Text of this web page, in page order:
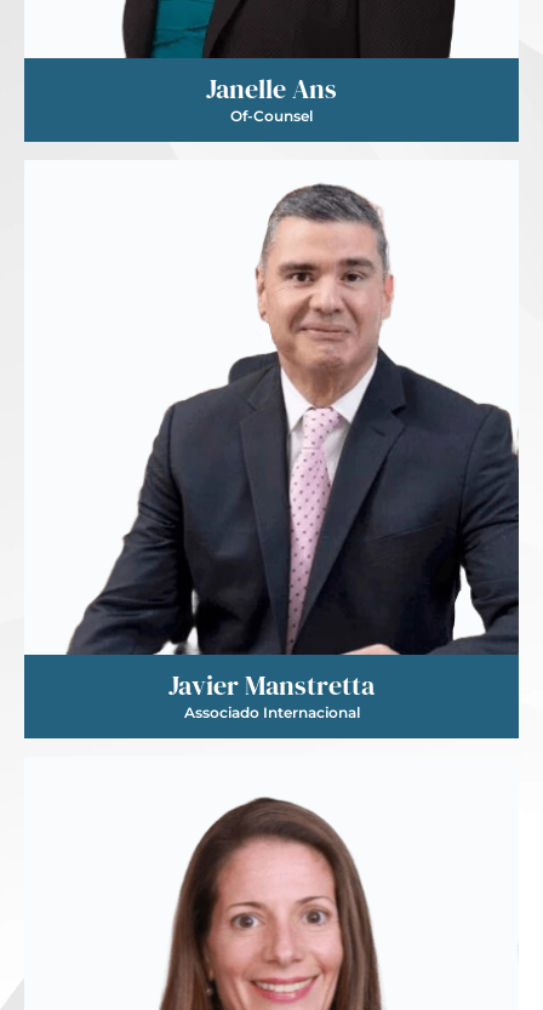
Janelle Ans
Of-Counsel
Javier Manstretta
Associado Internacional